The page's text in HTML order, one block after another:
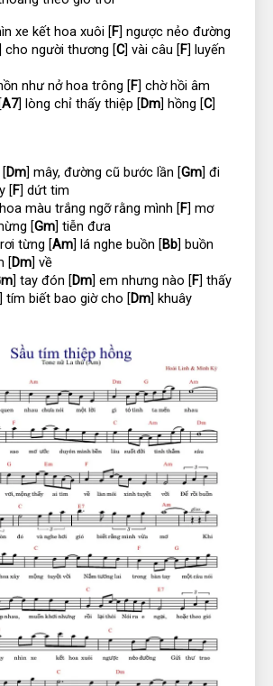
xe kết hoa xuôi [F] ngược nẻo đường
cho người thương [C] vài câu [F] luyến
như nở hoa trông [F] chờ hồi âm
A7] lòng chỉ thấy thiệp [Dm] hồng [C]
[Dm] mây, đường cũ bước lần [Gm] đi
[F] dứt tim
màu trắng ngỡ rằng mình [F] mơ
[Gm] tiễn đưa
từng [Am] lá nghe buồn [Bb] buồn
[Dm] về
] tay đón [Dm] em nhưng nào [F] thấy
] tím biết bao giờ cho [Dm] khuây